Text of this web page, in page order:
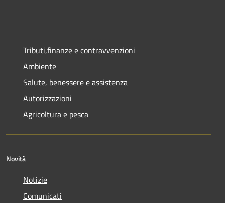
Tributi,finanze e contravvenzioni
Ambiente
Salute, benessere e assistenza
Autorizzazioni
Agricoltura e pesca
Novità
Notizie
Comunicati